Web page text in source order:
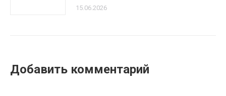
15.06.2026
Добавить комментарий